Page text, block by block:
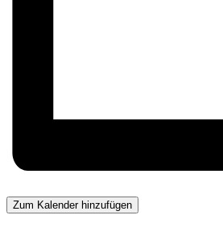
Zum Kalender hinzufügen